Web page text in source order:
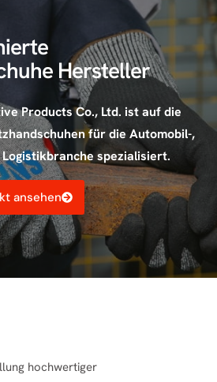
Hersteller
Products Co., Ltd. ist auf die
für die Automobil-,
spezialisiert.
ansehen
hochwertiger